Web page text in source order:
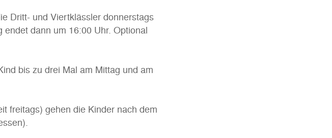
Dritt- und Viertklässler donnerstags
dann um 16:00 Uhr. Optional
bis zu drei Mal am Mittag und am
freitags) gehen die Kinder nach dem